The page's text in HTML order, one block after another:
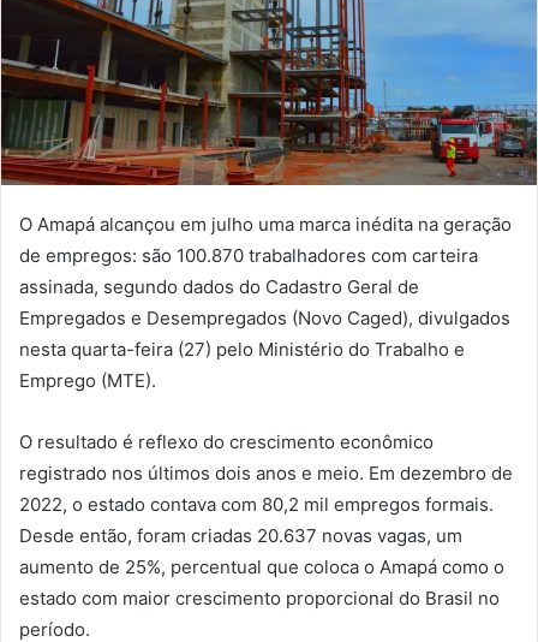
O Amapá alcançou em julho uma marca inédita na geração
de empregos: são 100.870 trabalhadores com carteira
assinada, segundo dados do Cadastro Geral de
Empregados e Desempregados (Novo Caged), divulgados
nesta quarta-feira (27) pelo Ministério do Trabalho e
Emprego (MTE).
O resultado é reflexo do crescimento econômico
registrado nos últimos dois anos e meio. Em dezembro de
2022, o estado contava com 80,2 mil empregos formais.
Desde então, foram criadas 20.637 novas vagas, um
aumento de 25%, percentual que coloca o Amapá como o
estado com maior crescimento proporcional do Brasil no
período.